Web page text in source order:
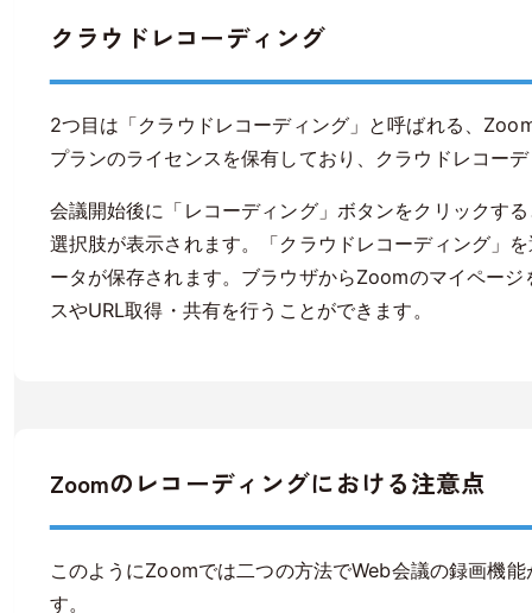
クラウドレコーディング
2つ目は「クラウドレコーディング」と呼ばれる、
プランのライセンスを保有しており、クラウドレコー
会議開始後に「レコーディング」ボタンをクリックす
選択肢が表示されます。「クラウドレコーディング」
ータが保存されます。ブラウザからZoomのマイペー
スやURL取得・共有を行うことができます。
Zoomのレコーディングにおける注意点
このようにZoomでは二つの方法でWeb会議の録画機
す。